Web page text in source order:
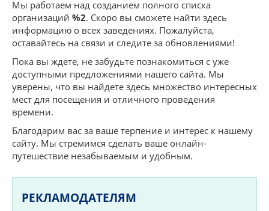
Мы работаем над созданием полного списка
организаций %2. Скоро вы сможете найти здесь
информацию о всех заведениях. Пожалуйста,
оставайтесь на связи и следите за обновлениями!
Пока вы ждете, не забудьте познакомиться с уже
доступными предложениями нашего сайта. Мы
уверены, что вы найдете здесь множество интересных
мест для посещения и отличного проведения
времени.
Благодарим вас за ваше терпение и интерес к нашему
сайту. Мы стремимся сделать ваше онлайн-
путешествие незабываемым и удобным.
РЕКЛАМОДАТЕЛЯМ